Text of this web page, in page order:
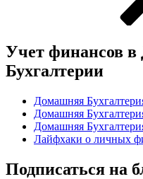
Учет финансов
Бухгалтерии
Домашняя
Домашняя
Домашняя
Лайфхаки о личных
Подписаться на